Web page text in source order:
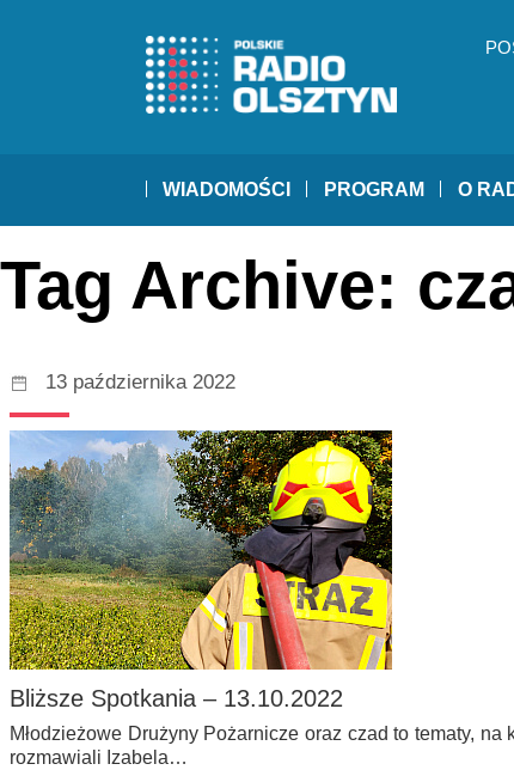
WIADOMOŚCI PROGRAM O
Tag Archive:
13 października 2022
Bliższe Spotkania – 13.10.2022
Młodzieżowe Drużyny Pożarnicze oraz czad to tematy,
rozmawiali Izabela…